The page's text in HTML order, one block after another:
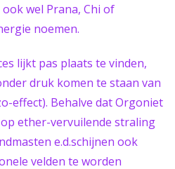
wel Prana, Chi of
noemen.
lijkt pas plaats te vinden,
druk komen te staan van
effect). Behalve dat Orgoniet
ether-vervuilende straling
e.d.schijnen ook
velden te worden